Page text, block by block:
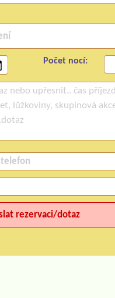
Počet nocí: